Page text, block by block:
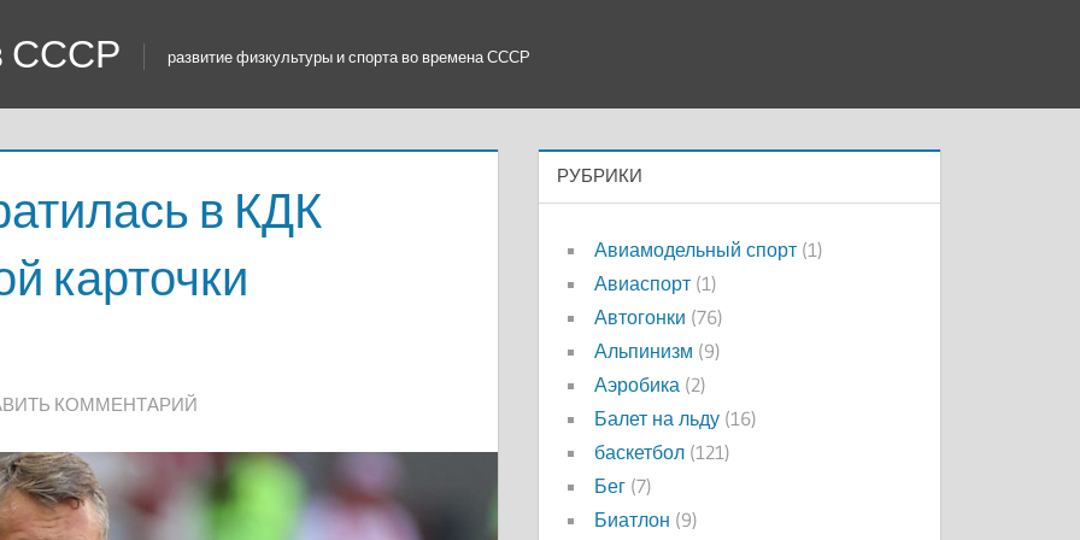
СССР развитие физкультуры и спорта во времена СССР
в КДК
карточки
КОММЕНТАРИЙ
РУБРИКИ
Авиамодельный спорт (1)
Авиаспорт (1)
Автогонки (76)
Альпинизм (9)
Аэробика (2)
Балет на льду (16)
баскетбол (121)
Бег (7)
Биатлон (9)